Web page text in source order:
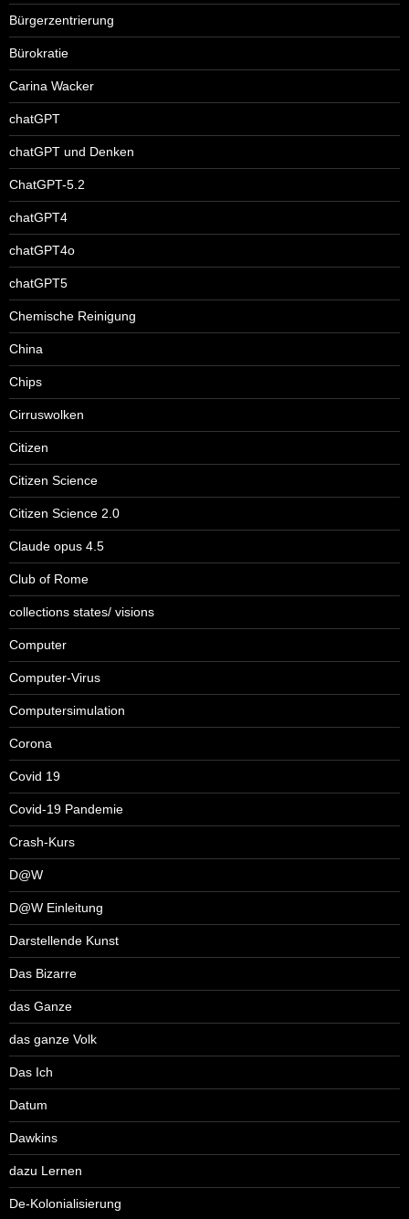
Bürgerzentrierung
Bürokratie
Carina Wacker
chatGPT
chatGPT und Denken
ChatGPT-5.2
chatGPT4
chatGPT4o
chatGPT5
Chemische Reinigung
China
Chips
Cirruswolken
Citizen
Citizen Science
Citizen Science 2.0
Claude opus 4.5
Club of Rome
collections states/ visions
Computer
Computer-Virus
Computersimulation
Corona
Covid 19
Covid-19 Pandemie
Crash-Kurs
D@W
D@W Einleitung
Darstellende Kunst
Das Bizarre
das Ganze
das ganze Volk
Das Ich
Datum
Dawkins
dazu Lernen
De-Kolonialisierung